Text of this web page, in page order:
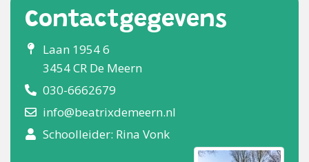
Contactgegevens
Laan 1954 6
3454 CR De Meern
030-6662679
info@beatrixdemeern.nl
Schoolleider: Rina Vonk